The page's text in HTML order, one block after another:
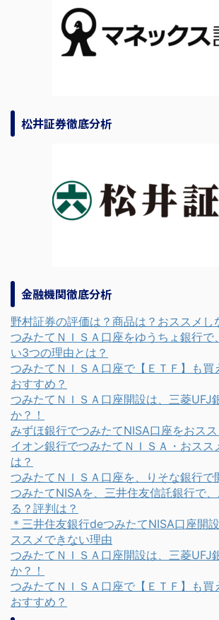
松井証券徹底分析
金融機関徹底分析
野村証券の評価は？商品は？おススメし
つみたてＮＩＳＡ口座をゆうちょ銀行で
い3つの理由とは？
つみたてＮＩＳＡ口座で【ＥＴＦ】も買
おすすめ？
つみたてＮＩＳＡ口座開設は、三菱UFJ
か？！
みずほ銀行でつみたてNISA口座をおス
イオン銀行でつみたてＮＩＳＡ・おスス
は？
つみたてＮＩＳＡ口座を、りそな銀行で
つみたてNISAを、三井住友信託銀行で
る？評判は？
＊三井住友銀行deつみたてNISA口座開
ススメできない理由
つみたてＮＩＳＡ口座開設は、三菱UFJ
か？！
つみたてＮＩＳＡ口座で【ＥＴＦ】も買
おすすめ？